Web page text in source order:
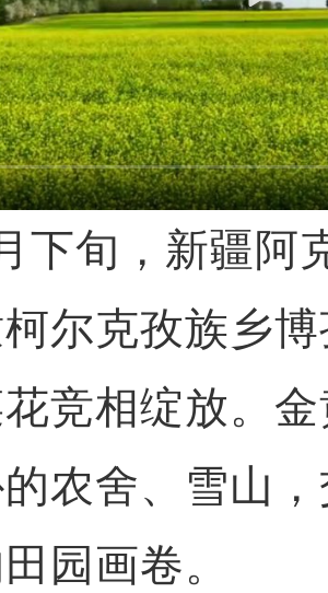
旬，新疆阿
尔克孜族乡
竞相绽放。
农舍、雪山
园画卷。